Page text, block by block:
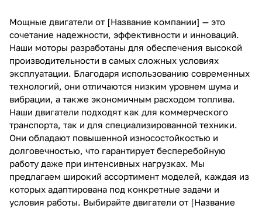
Мощные двигатели от [Название компании] — это
сочетание надежности, эффективности и инноваций.
Наши моторы разработаны для обеспечения высокой
производительности в самых сложных условиях
эксплуатации. Благодаря использованию современных
технологий, они отличаются низким уровнем шума и
вибрации, а также экономичным расходом топлива.
Наши двигатели подходят как для коммерческого
транспорта, так и для специализированной техники.
Они обладают повышенной износостойкостью и
долговечностью, что гарантирует бесперебойную
работу даже при интенсивных нагрузках. Мы
предлагаем широкий ассортимент моделей, каждая из
которых адаптирована под конкретные задачи и
условия работы. Выбирайте двигатели от [Название